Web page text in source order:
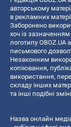
авторському
в рекламних
Заборонено
хоч із зазначенням
логотипу OBOZ.UA
письмового
Незаконним
копiювання,
використання,
складу інших
та інші подібні
Назва онлайн